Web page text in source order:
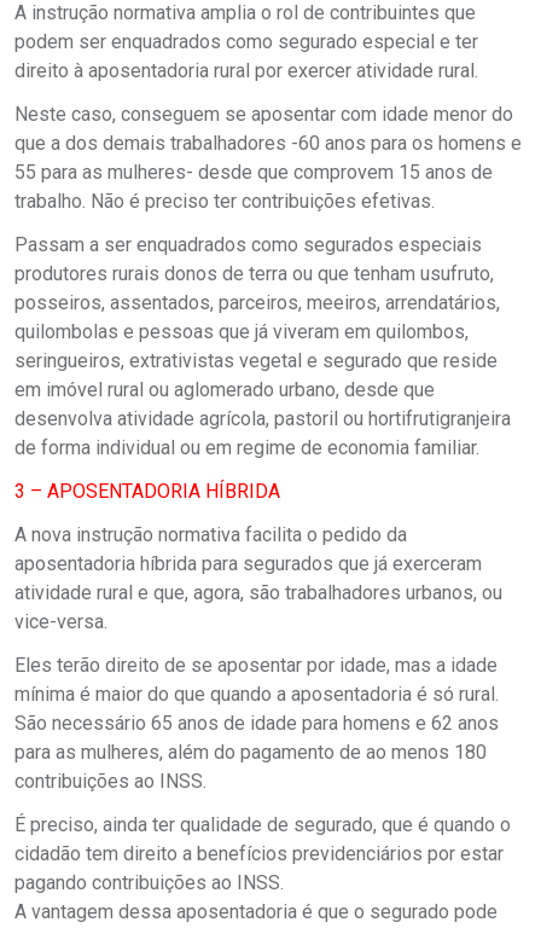
A instrução normativa amplia o rol de contribuintes que
podem ser enquadrados como segurado especial e ter
direito à aposentadoria rural por exercer atividade rural.
Neste caso, conseguem se aposentar com idade menor do
que a dos demais trabalhadores -60 anos para os homens e
55 para as mulheres- desde que comprovem 15 anos de
trabalho. Não é preciso ter contribuições efetivas.
Passam a ser enquadrados como segurados especiais
produtores rurais donos de terra ou que tenham usufruto,
posseiros, assentados, parceiros, meeiros, arrendatários,
quilombolas e pessoas que já viveram em quilombos,
seringueiros, extrativistas vegetal e segurado que reside
em imóvel rural ou aglomerado urbano, desde que
desenvolva atividade agrícola, pastoril ou hortifrutigranjeira
de forma individual ou em regime de economia familiar.
3 – APOSENTADORIA HÍBRIDA
A nova instrução normativa facilita o pedido da
aposentadoria híbrida para segurados que já exerceram
atividade rural e que, agora, são trabalhadores urbanos, ou
vice-versa.
Eles terão direito de se aposentar por idade, mas a idade
mínima é maior do que quando a aposentadoria é só rural.
São necessário 65 anos de idade para homens e 62 anos
para as mulheres, além do pagamento de ao menos 180
contribuições ao INSS.
É preciso, ainda ter qualidade de segurado, que é quando o
cidadão tem direito a benefícios previdenciários por estar
pagando contribuições ao INSS.
A vantagem dessa aposentadoria é que o segurado pode